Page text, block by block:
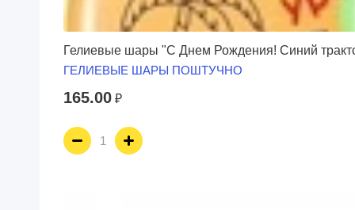
Гелиевые шары "С Днем Рождения! Синий
ГЕЛИЕВЫЕ ШАРЫ ПОШТУЧНО
165.00 ₽